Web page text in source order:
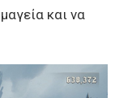
και να